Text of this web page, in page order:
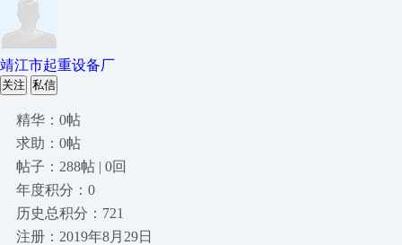
靖江市起重设备厂
关注 私信
精华：0帖
求助：0帖
帖子：288帖 | 0回
年度积分：0
历史总积分：721
注册：2019年8月29日